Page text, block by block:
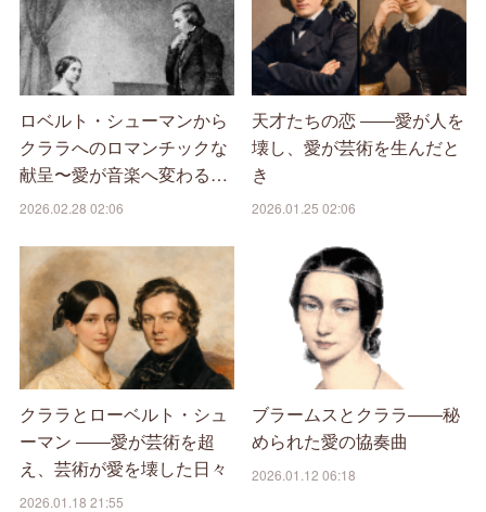
ロベルト・シューマンから
クララへのロマンチックな
献呈〜愛が音楽へ変わる…
2026.02.28 02:06
天才たちの恋 ――愛が人を
壊し、愛が芸術を生んだと
き
2026.01.25 02:06
クララとローベルト・シュ
ーマン ――愛が芸術を超
え、芸術が愛を壊した日々
2026.01.18 21:55
ブラームスとクララ——秘
められた愛の協奏曲
2026.01.12 06:18